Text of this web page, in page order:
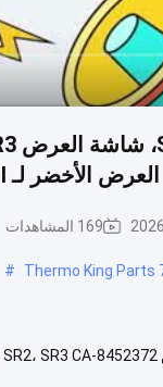
العرض الأخضر لـ THERMO KING SB210 SB230 HMI قطع الغيار بعد البيع
169 المشاهدات
#